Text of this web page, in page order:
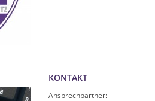
KONTAKT
Ansprechpartner: